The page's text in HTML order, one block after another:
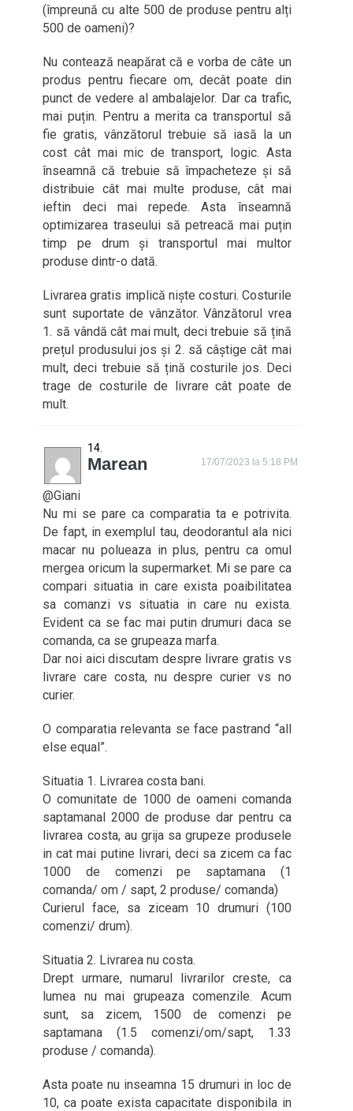
(împreună cu alte 500 de produse pentru alți
500 de oameni)?
Nu contează neapărat că e vorba de câte un
produs pentru fiecare om, decât poate din
punct de vedere al ambalajelor. Dar ca trafic,
mai puțin. Pentru a merita ca transportul să
fie gratis, vânzătorul trebuie să iasă la un
cost cât mai mic de transport, logic. Asta
înseamnă că trebuie să împacheteze și să
distribuie cât mai multe produse, cât mai
ieftin deci mai repede. Asta înseamnă
optimizarea traseului să petreacă mai puțin
timp pe drum și transportul mai multor
produse dintr-o dată.
Livrarea gratis implică niște costuri. Costurile
sunt suportate de vânzător. Vânzătorul vrea
1. să vândă cât mai mult, deci trebuie să țină
prețul produsului jos și 2. să câștige cât mai
mult, deci trebuie să țină costurile jos. Deci
trage de costurile de livrare cât poate de
mult.
Marean 17/07/2023 la 5:18 PM
@Giani
Nu mi se pare ca comparatia ta e potrivita.
De fapt, in exemplul tau, deodorantul ala nici
macar nu polueaza in plus, pentru ca omul
mergea oricum la supermarket. Mi se pare ca
compari situatia in care exista poaibilitatea
sa comanzi vs situatia in care nu exista.
Evident ca se fac mai putin drumuri daca se
comanda, ca se grupeaza marfa.
Dar noi aici discutam despre livrare gratis vs
livrare care costa, nu despre curier vs no
curier.
O comparatia relevanta se face pastrand “all
else equal”.
Situatia 1. Livrarea costa bani.
O comunitate de 1000 de oameni comanda
saptamanal 2000 de produse dar pentru ca
livrarea costa, au grija sa grupeze produsele
in cat mai putine livrari, deci sa zicem ca fac
1000 de comenzi pe saptamana (1
comanda/ om / sapt, 2 produse/ comanda)
Curierul face, sa ziceam 10 drumuri (100
comenzi/ drum).
Situatia 2. Livrarea nu costa.
Drept urmare, numarul livrarilor creste, ca
lumea nu mai grupeaza comenzile. Acum
sunt, sa zicem, 1500 de comenzi pe
saptamana (1.5 comenzi/om/sapt, 1.33
produse / comanda).
Asta poate nu inseamna 15 drumuri in loc de
10, ca poate exista capacitate disponibila in